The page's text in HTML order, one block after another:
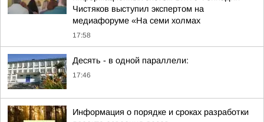
Чистяков выступил экспертом на
медиафоруме «На семи холмах
17:58
Десять - в одной параллели:
17:46
Информация о порядке и сроках разработки